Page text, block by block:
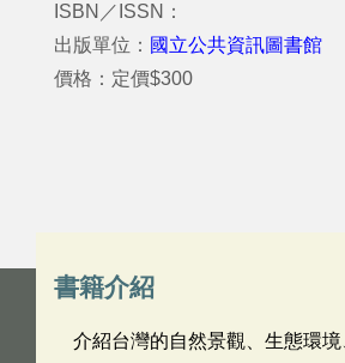
ISBN／ISSN：
出版單位： 國立公共資訊圖書館
價格：定價$300
書籍介紹
介紹台灣的自然景觀、生態環境